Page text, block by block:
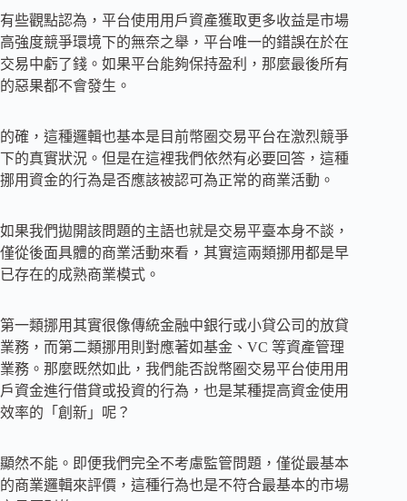
有些觀點認為，平台使用用戶資產獲取更多收益是市場
高強度競爭環境下的無奈之舉，平台唯一的錯誤在於在
交易中虧了錢。如果平台能夠保持盈利，那麼最後所有
的惡果都不會發生。
的確，這種邏輯也基本是目前幣圈交易平台在激烈競爭
下的真實狀況。但是在這裡我們依然有必要回答，這種
挪用資金的行為是否應該被認可為正常的商業活動。
如果我們拋開該問題的主語也就是交易平臺本身不談，
僅從後面具體的商業活動來看，其實這兩類挪用都是早
已存在的成熟商業模式。
第一類挪用其實很像傳統金融中銀行或小貸公司的放貸
業務，而第二類挪用則對應著如基金、VC 等資產管理
業務。那麼既然如此，我們能否說幣圈交易平台使用用
戶資金進行借貸或投資的行為，也是某種提高資金使用
效率的「創新」呢？
顯然不能。即便我們完全不考慮監管問題，僅從最基本
的商業邏輯來評價，這種行為也是不符合最基本的市場